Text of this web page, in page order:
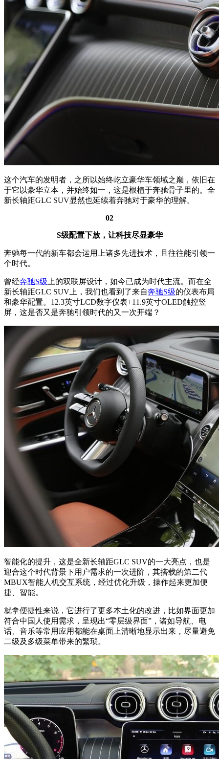
这个汽车的发明者，之所以始终屹立豪华车领域之巅，依旧在
于它以豪华立本，并始终如一，这是根植于奔驰骨子里的。全
新长轴距GLC SUV显然也延续着奔驰对于豪华的理解。
02
S级配置下放，让科技尽显豪华
奔驰每一代的新车都会运用上诸多先进技术，且往往能引领一
个时代。
曾经奔驰S级上的双联屏设计，如今已成为时代主流。而在全
新长轴距GLC SUV上，我们也看到了来自奔驰S级的仪表布局
和豪华配置。12.3英寸LCD数字仪表+11.9英寸OLED触控竖
屏，这是否又是奔驰引领时代的又一次开端？
智能化的提升，这是全新长轴距GLC SUV的一大亮点，也是
迎合这个时代背景下用户需求的一次进阶，其搭载的第二代
MBUX智能人机交互系统，经过优化升级，操作起来更加便
捷、智能。
就拿便捷性来说，它进行了更多本土化的改进，比如界面更加
符合中国人使用需求，呈现出“零层级界面”，诸如导航、电
话、音乐等常用应用都能在桌面上清晰地显示出来，尽量避免
二级及多级菜单带来的繁琐。